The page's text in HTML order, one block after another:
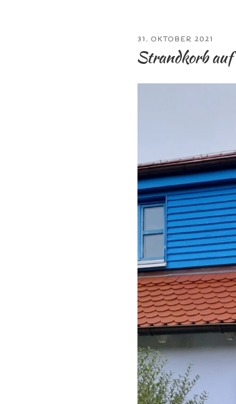
VERÖFFENTLICHT
31. OKTOBER 2021
Strandkorb auf